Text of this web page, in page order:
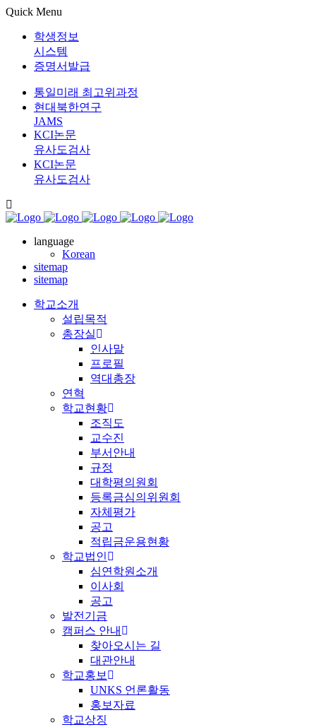
Quick Menu
학생정보
시스템
증명서발급
통일미래 최고위과정
현대북한연구
JAMS
KCI논문
유사도검사
KCI논문
유사도검사
language
Korean
sitemap
sitemap
학교소개
설립목적
총장실
인사말
프로필
역대총장
연혁
학교현황
조직도
교수진
부서안내
규정
대학평의원회
등록금심의위원회
자체평가
공고
적립금운용현황
학교법인
심연학원소개
이사회
공고
발전기금
캠퍼스 안내
찾아오시는 길
대관안내
학교홍보
UNKS 언론활동
홍보자료
학교상징